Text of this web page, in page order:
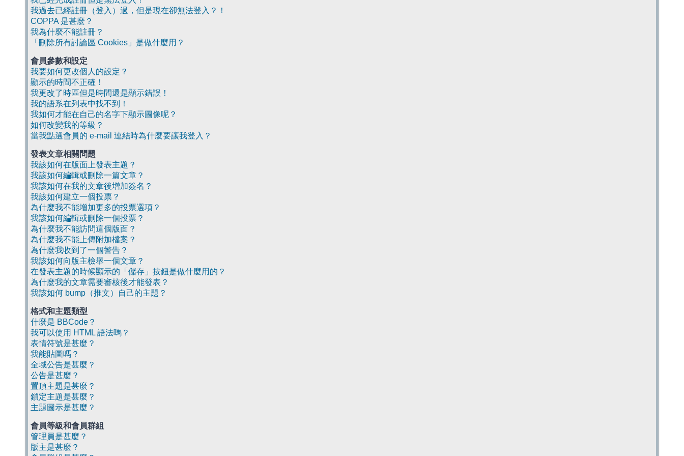
我過去已經註冊（登入）過，但是現在卻無法登入？！
COPPA 是甚麼？
我為什麼不能註冊？
「刪除所有討論區 Cookies」是做什麼用？
會員參數和設定
我要如何更改個人的設定？
顯示的時間不正確！
我更改了時區但是時間還是顯示錯誤！
我的語系在列表中找不到！
我如何才能在自己的名字下顯示圖像呢？
如何改變我的等級？
當我點選會員的 e-mail 連結時為什麼要讓我登入？
發表文章相關問題
我該如何在版面上發表主題？
我該如何編輯或刪除一篇文章？
我該如何在我的文章後增加簽名？
我該如何建立一個投票？
為什麼我不能增加更多的投票選項？
我該如何編輯或刪除一個投票？
為什麼我不能訪問這個版面？
為什麼我不能上傳附加檔案？
為什麼我收到了一個警告？
我該如何向版主檢舉一個文章？
在發表主題的時候顯示的「儲存」按鈕是做什麼用的？
為什麼我的文章需要審核後才能發表？
我該如何 bump（推文）自己的主題？
格式和主題類型
什麼是 BBCode？
我可以使用 HTML 語法嗎？
表情符號是甚麼？
我能貼圖嗎？
全域公告是甚麼？
公告是甚麼？
置頂主題是甚麼？
鎖定主題是甚麼？
主題圖示是甚麼？
會員等級和會員群組
管理員是甚麼？
版主是甚麼？